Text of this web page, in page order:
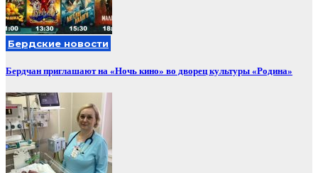
Бердские новости
Бердчан приглашают на «Ночь кино» во дворец культуры «Родина»